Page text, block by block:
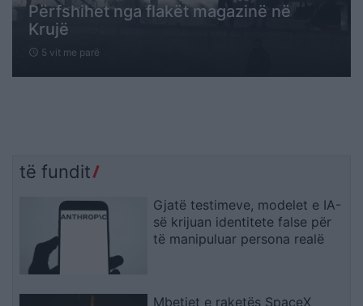
Përfshihet nga flakët magazinë në
Krujë
schedule 5 vit me parë
të fundit
Gjatë testimeve, modelet e IA-
së krijuan identitete false për
të manipuluar persona realë
Mbetjet e raketës SpaceX